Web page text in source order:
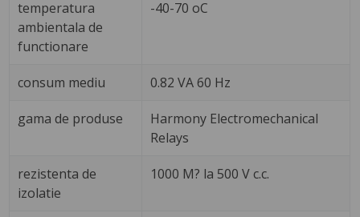
temperatura
ambientala de
functionare
-40-70 oC
consum mediu 0.82 VA 60 Hz
gama de produse
Harmony Electromechanical
Relays
rezistenta de
izolatie
1000 M? la 500 V c.c.